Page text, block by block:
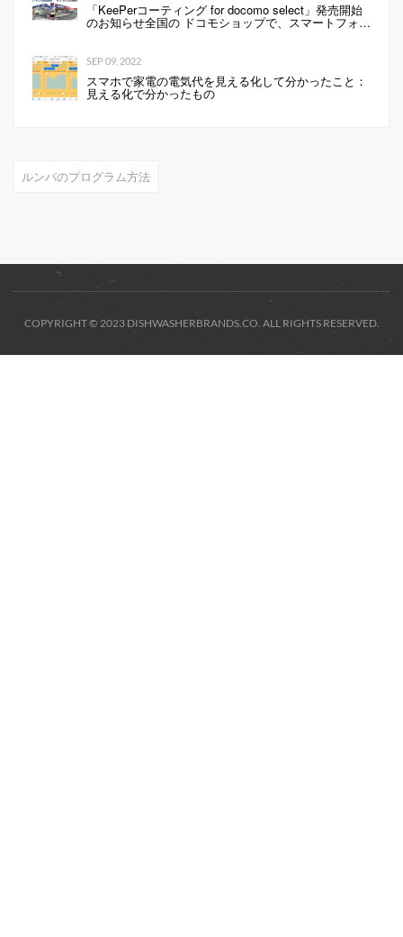
「KeePerコーティング for docomo select」発売開始
のお知らせ全国の ドコモショップで、スマートフォン
にKeePerコーティングを行います 企業リリース
SEP 09, 2022
スマホで家電の電気代を見える化して分かったこと：
見える化で分かったもの
ルンバのプログラム方法
COPYRIGHT © 2023 DISHWASHERBRANDS.CO. ALL RIGHTS RESERVED.